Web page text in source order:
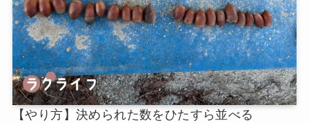
【やり方】決められた数をひたすら並べる